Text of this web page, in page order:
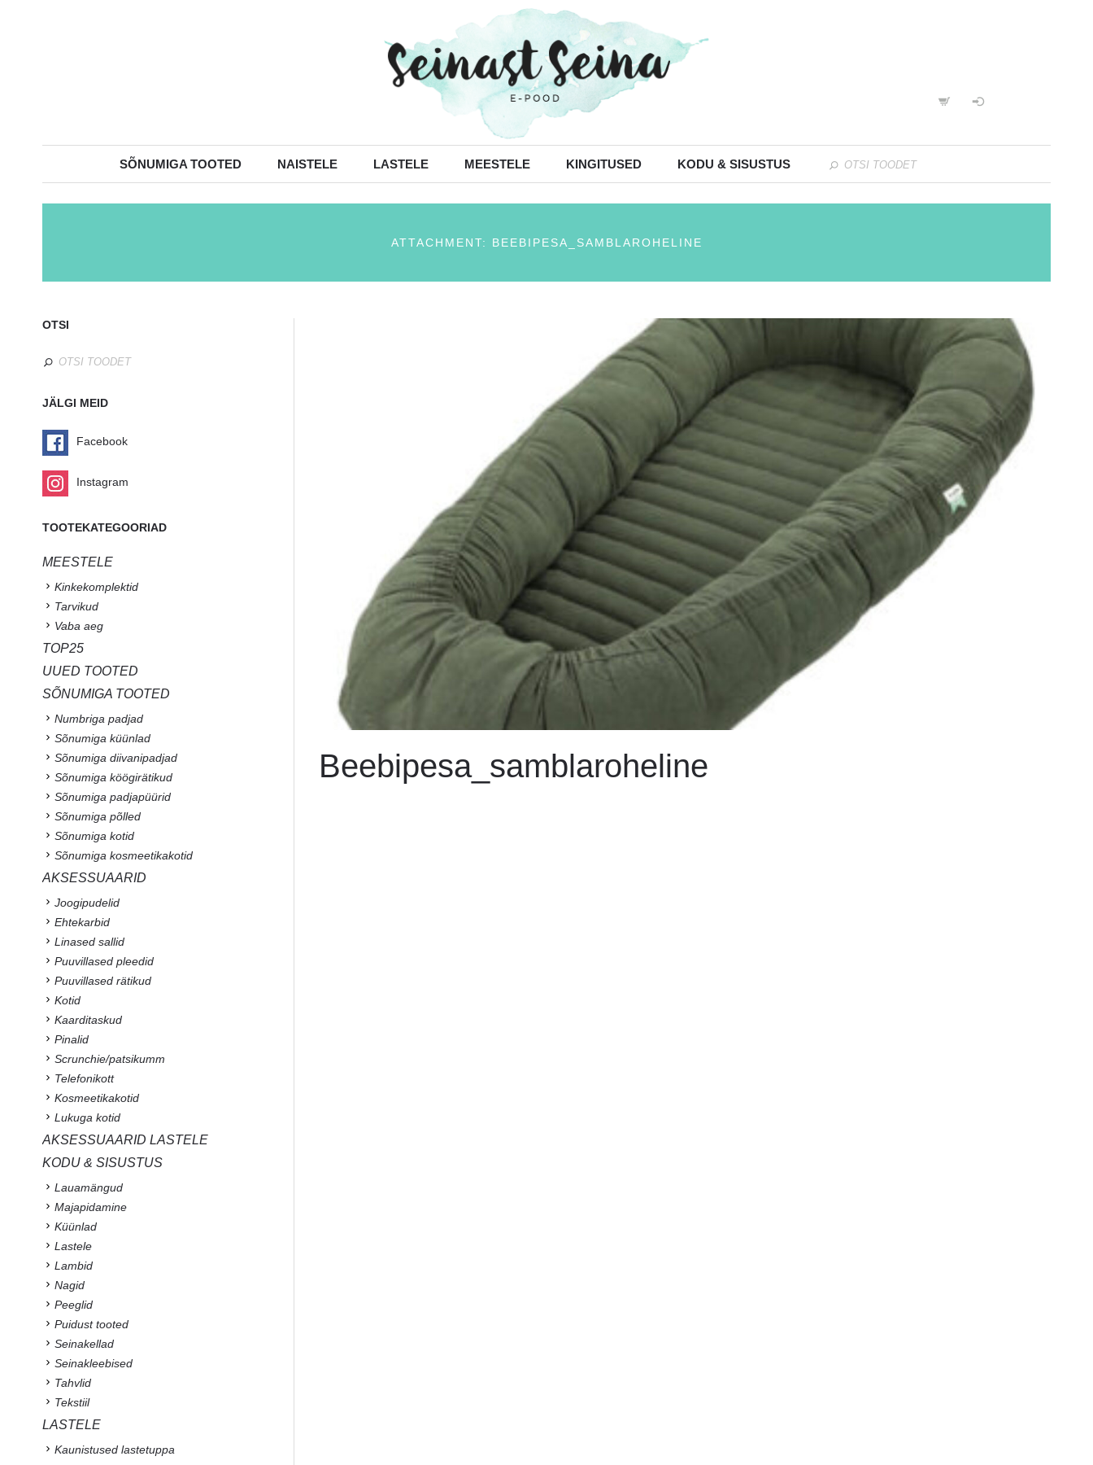
SÕNUMIGA TOOTED NAISTELE LASTELE MEESTELE KINGITUSED KODU & SISUSTUS
ATTACHMENT: BEEBIPESA_SAMBLAROHELINE
Beebipesa_samblaroheline
OTSI
JÄLGI MEID
Facebook
Instagram
TOOTEKATEGOORIAD
MEESTELE
Kinkekomplektid
Tarvikud
Vaba aeg
TOP25
UUED TOOTED
SÕNUMIGA TOOTED
Numbriga padjad
Sõnumiga küünlad
Sõnumiga diivanipadjad
Sõnumiga köögirätikud
Sõnumiga padjapüürid
Sõnumiga põlled
Sõnumiga kotid
Sõnumiga kosmeetikakotid
AKSESSUAARID
Joogipudelid
Ehtekarbid
Linased sallid
Puuvillased pleedid
Puuvillased rätikud
Kotid
Kaarditaskud
Pinalid
Scrunchie/patsikumm
Telefonikott
Kosmeetikakotid
Lukuga kotid
AKSESSUAARID LASTELE
KODU & SISUSTUS
Lauamängud
Majapidamine
Küünlad
Lastele
Lambid
Nagid
Peeglid
Puidust tooted
Seinakellad
Seinakleebised
Tahvlid
Tekstiil
LASTELE
Kaunistused lastetuppa